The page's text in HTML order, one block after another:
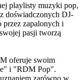
playlisty muzyki pop,
doświadczonych DJ-
zapalonych i
pasji tworzą
oferuje swoim
i "RDM Pop".
zarówno w